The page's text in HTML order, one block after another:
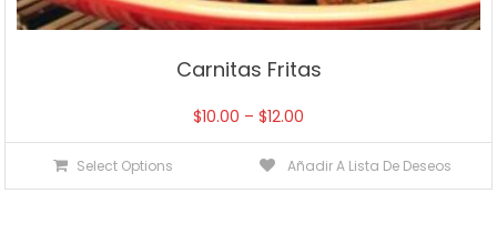
Carnitas Fritas
$10.00 – $12.00
Select Options Añadir A Lista De Deseos